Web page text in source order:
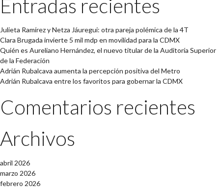
Entradas recientes
Julieta Ramírez y Netza Jáuregui: otra pareja polémica de la 4T
Clara Brugada invierte 5 mil mdp en movilidad para la CDMX
Quién es Aureliano Hernández, el nuevo titular de la Auditoría Superior
de la Federación
Adrián Rubalcava aumenta la percepción positiva del Metro
Adrián Rubalcava entre los favoritos para gobernar la CDMX
Comentarios recientes
Archivos
abril 2026
marzo 2026
febrero 2026